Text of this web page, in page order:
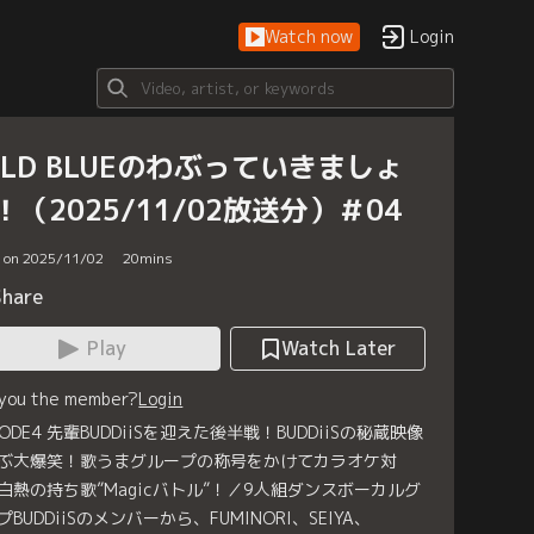
Watch now Login
BLUEのわぶっていきましょ
（2025/11/02放送分）＃04
2025/11/02 20mins
Play
Watch Later
the member?Login
先輩BUDDiiSを迎えた後半戦！BUDDiiSの秘蔵映像
大爆笑！歌うまグループの称号をかけてカラオケ対
熱の持ち歌”Magicバトル”！／9人組ダンスボーカルグ
BUDDiiSのメンバーから、FUMINORI、SEIYA、